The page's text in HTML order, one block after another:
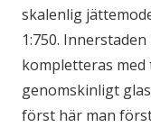
skalenlig
1:750.
kompletteras
genomskinligt
först här man